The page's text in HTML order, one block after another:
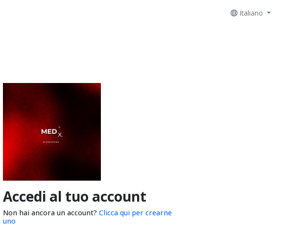
Italiano
Accedi al tuo account
Non hai ancora un account? Clicca qui per crearne
uno